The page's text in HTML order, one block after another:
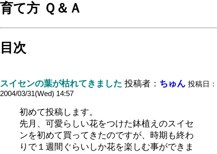
育て方 Ｑ＆Ａ
目次
スイセンの葉が枯れてきました 投稿者： ちゅん 投稿日：
2004/03/31(Wed) 14:57
初めて投稿します。
先月、可愛らしい花をつけた鉢植えのスイセ
ンを初めて買ってきたのですが、時期も終わ
りで１週間ぐらいしか花を楽しむ事ができま